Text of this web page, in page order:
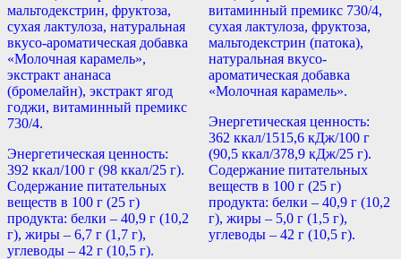
мальтодекстрин, фруктоза,
сухая лактулоза, натуральная
вкусо-ароматическая добавка
«Молочная карамель»,
экстракт ананаса
(бромелайн), экстракт ягод
годжи, витаминный премикс
730/4.
Энергетическая ценность:
392 ккал/100 г (98 ккал/25 г).
Содержание питательных
веществ в 100 г (25 г)
продукта: белки – 40,9 г (10,2
г), жиры – 6,7 г (1,7 г),
углеводы – 42 г (10,5 г).
витаминный премикс 730/4,
сухая лактулоза, фруктоза,
мальтодекстрин (патока),
натуральная вкусо-
ароматическая добавка
«Молочная карамель».
Энергетическая ценность:
362 ккал/1515,6 кДж/100 г
(90,5 ккал/378,9 кДж/25 г).
Содержание питательных
веществ в 100 г (25 г)
продукта: белки – 40,9 г (10,2
г), жиры – 5,0 г (1,5 г),
углеводы – 42 г (10,5 г).